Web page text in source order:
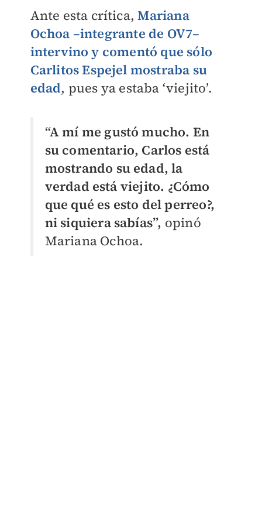
Ante esta crítica,Mariana
Ochoa –integrante de OV7–
intervino y comentó que sólo
Carlitos Espejel mostraba su
edad, pues ya estaba ‘viejito’.
“A mí me gustó mucho. En
su comentario, Carlos está
mostrando su edad, la
verdad está viejito. ¿Cómo
que qué es esto del perreo?,
ni siquiera sabías”, opinó
Mariana Ochoa.